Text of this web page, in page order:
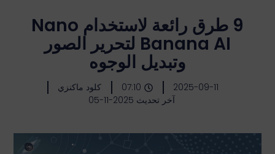
9 طرق رائعة لاستخدام Nano
Banana AI لتحرير الصور
وتبديل الوجوه
2025-09-11
07:10
كلود ماكنزي
آخر تحديث 2025-11-05